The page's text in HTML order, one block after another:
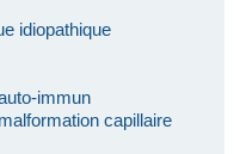
idiopathique
immun
capillaire